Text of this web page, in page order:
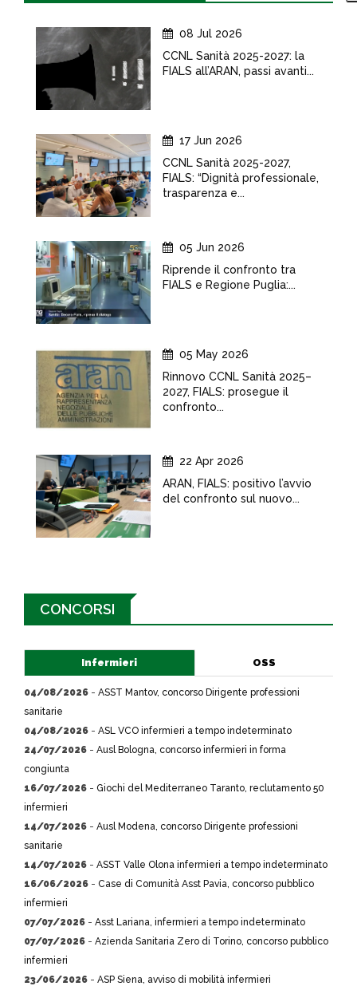
08 Jul 2026
CCNL Sanità 2025-2027: la
FIALS all’ARAN, passi avanti...
17 Jun 2026
CCNL Sanità 2025-2027,
FIALS: “Dignità professionale,
trasparenza e...
05 Jun 2026
Riprende il confronto tra
FIALS e Regione Puglia:...
05 May 2026
Rinnovo CCNL Sanità 2025–
2027, FIALS: prosegue il
confronto...
22 Apr 2026
ARAN, FIALS: positivo l’avvio
del confronto sul nuovo...
CONCORSI
Infermieri OSS
04/08/2026 - ASST Mantov, concorso Dirigente professioni
sanitarie
04/08/2026 - ASL VCO infermieri a tempo indeterminato
24/07/2026 - Ausl Bologna, concorso infermieri in forma
congiunta
16/07/2026 - Giochi del Mediterraneo Taranto, reclutamento 50
infermieri
14/07/2026 - Ausl Modena, concorso Dirigente professioni
sanitarie
14/07/2026 - ASST Valle Olona infermieri a tempo indeterminato
16/06/2026 - Case di Comunità Asst Pavia, concorso pubblico
infermieri
07/07/2026 - Asst Lariana, infermieri a tempo indeterminato
07/07/2026 - Azienda Sanitaria Zero di Torino, concorso pubblico
infermieri
23/06/2026 - ASP Siena, avviso di mobilità infermieri